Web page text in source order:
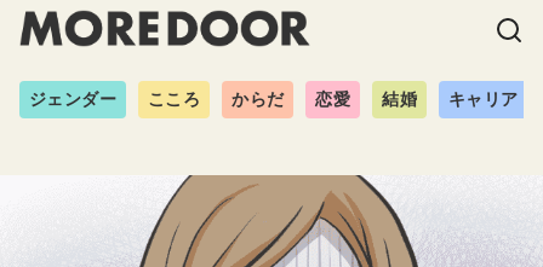
ジェンダー こころ からだ 恋愛 結婚 キャリア